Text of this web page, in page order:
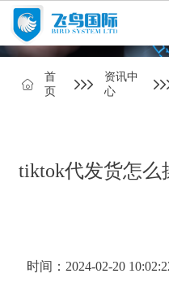
首
页
资讯中
心
tiktok代发货怎么
时间：2024-02-20